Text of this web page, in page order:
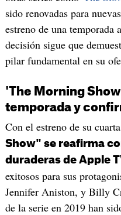
sido renovadas para
estreno de una temporada
decisión sigue que
pilar fundamental en su
'The Morning
temporada y
Con el estreno de su
Show" se reafirma
duraderas de Apple
exitosos para sus
Jennifer Aniston, y Billy
de la serie en 2019 han